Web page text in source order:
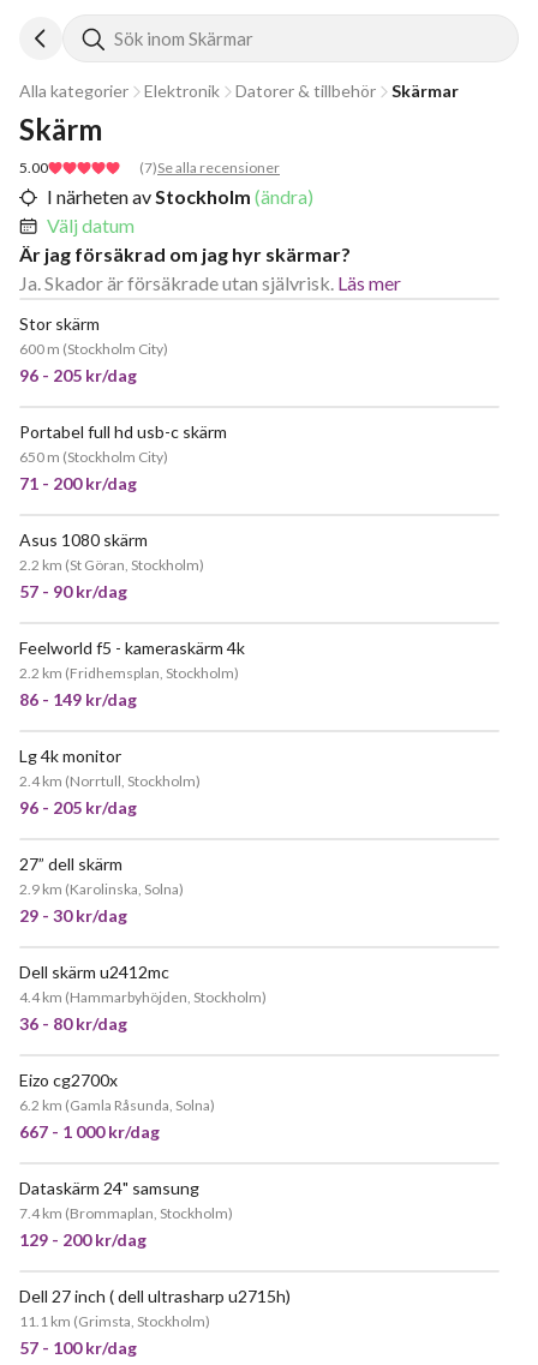
Sök inom Skärmar
Alla kategorier Elektronik Datorer & tillbehör Skärmar
5.00 (7)Se alla recensioner
Skärm
I närheten avStockholm (ändra)
Välj datum
Är jag försäkrad om jag hyr skärmar?
Ja. Skador är försäkrade utan självrisk. Läs mer
Stor skärm
600 m (Stockholm City)
96 - 205 kr/dag
Portabel full hd usb-c skärm
650 m (Stockholm City)
71 - 200 kr/dag
Asus 1080 skärm
2.2 km (St Göran, Stockholm)
57 - 90 kr/dag
Feelworld f5 - kameraskärm 4k
2.2 km (Fridhemsplan, Stockholm)
86 - 149 kr/dag
Lg 4k monitor
2.4 km (Norrtull, Stockholm)
96 - 205 kr/dag
27” dell skärm
2.9 km (Karolinska, Solna)
29 - 30 kr/dag
Dell skärm u2412mc
4.4 km (Hammarbyhöjden, Stockholm)
36 - 80 kr/dag
Eizo cg2700x
6.2 km (Gamla Råsunda, Solna)
667 - 1 000 kr/dag
Dataskärm 24" samsung
7.4 km (Brommaplan, Stockholm)
129 - 200 kr/dag
Dell 27 inch ( dell ultrasharp u2715h)
11.1 km (Grimsta, Stockholm)
57 - 100 kr/dag